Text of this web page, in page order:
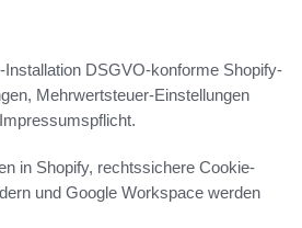
DSGVO-konforme Shopify-
Mehrwertsteuer-Einstellungen
in Shopify, rechtssichere Cookie-
und Google Workspace werden